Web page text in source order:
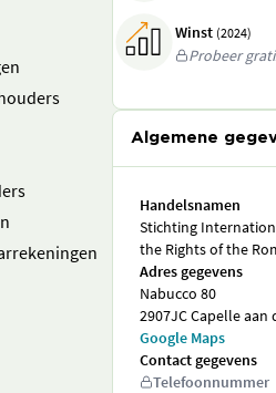
Winst (2024)
Probeer
Algemene
Handelsnamen
Stichting
the Rights of the
Adres gegevens
Nabucco 80
2907JC Capelle aan
Google Maps
Contact gegevens
Telefoonnummer